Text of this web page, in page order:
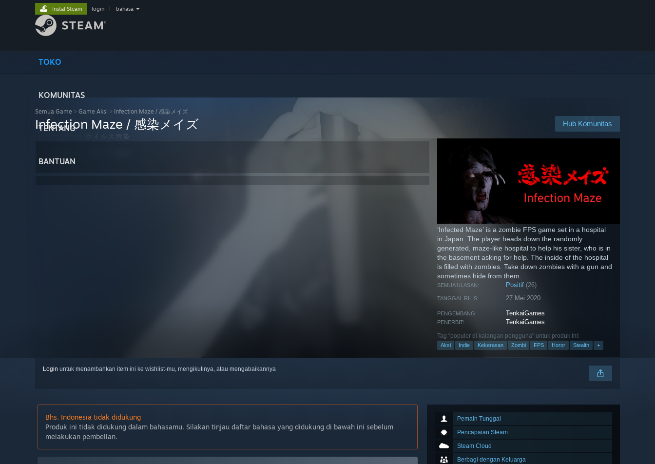
TOKO
KOMUNITAS
TENTANG
BANTUAN
Instal Steam login bahasa
Semua Game > Game Aksi > Infection Maze / 感染メイズ
Hub Komunitas
Infection Maze / 感染メイズ
‘Infected Maze’ is a zombie FPS game set in a hospital
in Japan. The player heads down the randomly
generated, maze-like hospital to help his sister, who is in
the basement asking for help. The inside of the hospital
is filled with zombies. Take down zombies with a gun and
sometimes hide from them.
SEMUA ULASAN: Positif (26)
TANGGAL RILIS: 27 Mei 2020
PENGEMBANG: TenkaiGames
PENERBIT: TenkaiGames
Tag "populer di kalangan pengguna" untuk produk ini:
Aksi Indie Kekerasan Zombi FPS Horor Stealth +
Login untuk menambahkan item ini ke wishlist-mu, mengikutinya, atau mengabaikannya
Pemain Tunggal
Pencapaian Steam
Steam Cloud
Berbagi dengan Keluarga
Bhs. Indonesia tidak didukung
Produk ini tidak didukung dalam bahasamu. Silakan tinjau daftar bahasa yang didukung di bawah ini sebelum
melakukan pembelian.